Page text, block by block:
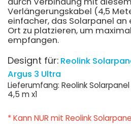
Verlängerungskabel (4,5
einfacher, das Solarpanel
Ort zu platzieren, um
empfangen.
Designt für: Reolink
Argus 3 Ultra
Lieferumfang: Reolink
4,5 m x1
* Kann NUR mit Reolink